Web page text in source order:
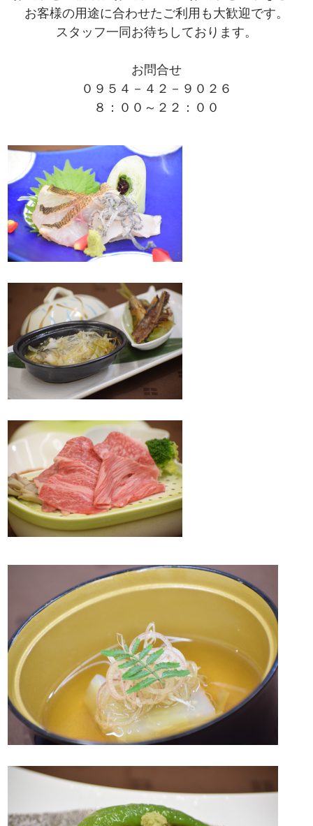
お客様の用途に合わせたご利用も大歓迎です。
スタッフ一同お待ちしております。
お問合せ
０９５４－４２－９０２６
８：００～２２：００